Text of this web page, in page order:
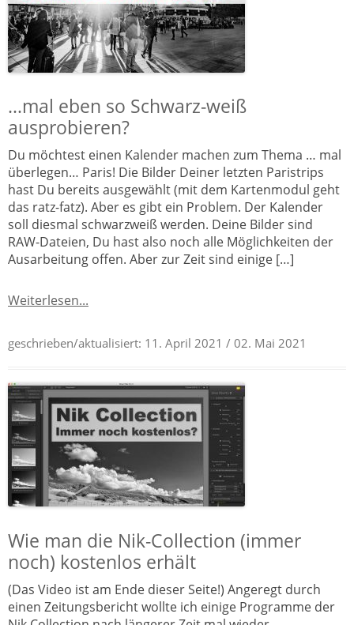
…mal eben so Schwarz-weiß
ausprobieren?
Du möchtest einen Kalender machen zum Thema … mal
überlegen… Paris! Die Bilder Deiner letzten Paristrips
hast Du bereits ausgewählt (mit dem Kartenmodul geht
das ratz-fatz). Aber es gibt ein Problem. Der Kalender
soll diesmal schwarzweiß werden. Deine Bilder sind
RAW-Dateien, Du hast also noch alle Möglichkeiten der
Ausarbeitung offen. Aber zur Zeit sind einige […]
Weiterlesen...
geschrieben/aktualisiert: 11. April 2021 / 02. Mai 2021
Wie man die Nik-Collection (immer
noch) kostenlos erhält
(Das Video ist am Ende dieser Seite!) Angeregt durch
einen Zeitungsbericht wollte ich einige Programme der